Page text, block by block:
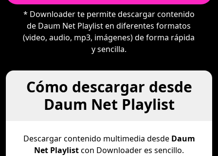
* Downloader te permite descargar contenido
de Daum Net Playlist en diferentes formatos
(video, audio, mp3, imágenes) de forma rápida
y sencilla.
Cómo descargar desde
Daum Net Playlist
Descargar contenido multimedia desde Daum
Net Playlistcon Downloader es sencillo.